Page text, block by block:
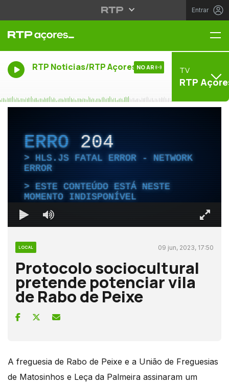
Entrar
RTP Noticias/RTP Açores NO AR TV
RTP
ERRO204
HLS.JS FATAL ERROR - NETWORK
ERROR
ESTE CONTEÚDO ESTÁ NESTE
MOMENTO INDISPONÍVEL
LOCAL 09 jun, 2023, 17:50
Protocolo sociocultural
pretende potenciar vila
de Rabo de Peixe
A freguesia de Rabo de Peixe e a União de Freguesias
de Matosinhos e Leça da Palmeira assinaram um